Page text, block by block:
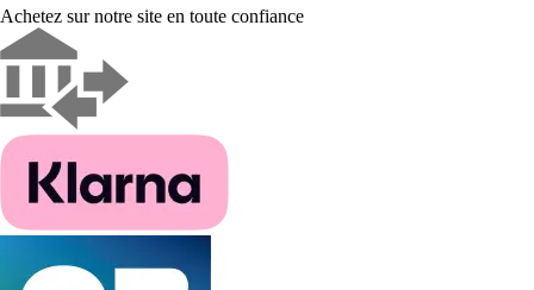
Achetez sur notre site en toute confiance